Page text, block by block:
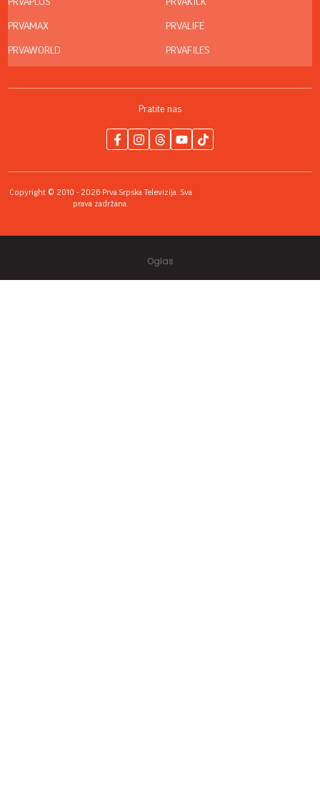
PRVAPLUS
PRVAMAX
PRVAWORLD
PRVAKICK
PRVALIFE
PRVAFILES
Pratite nas
Copyright © 2010 - 2026 Prva Srpska Televizija. Sva
prava zadržana.